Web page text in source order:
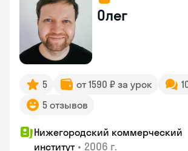
Олег
5 от 1590 ₽ за урок
5 отзывов
Нижегородский коммерческий
институт • 2006 г.